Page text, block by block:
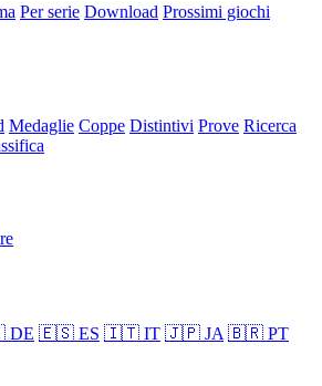
Per serie Download Prossimi giochi
Medaglie Coppe Distintivi Prove Ricerca
🇪🇸 ES 🇮🇹 IT 🇯🇵 JA 🇧🇷 PT